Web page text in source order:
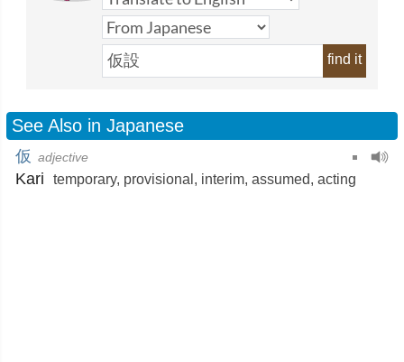
find it
See Also in Japanese
仮 adjective
Kari temporary, provisional , interim, assumed, acting